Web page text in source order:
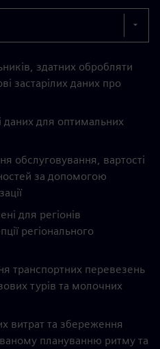
здатних обробляти
застарілих даних про
для оптимальних
обслуговування, вартості
за допомогою
для регіонів
регіонального
транспортних перевезень
турів та молочних
витрат та збереження
плануванню ритму та